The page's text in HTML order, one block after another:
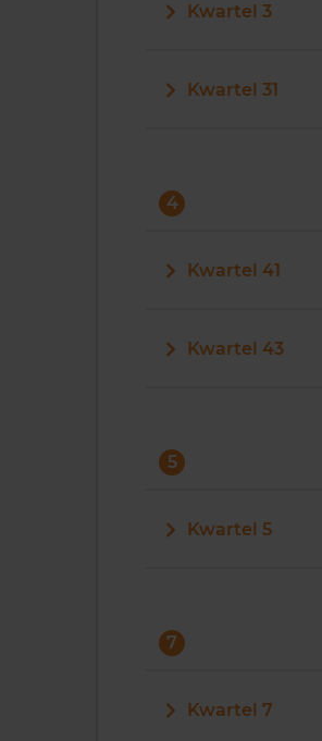
Kwartel 3
Kwartel 31
4
Kwartel 41
Kwartel 43
5
Kwartel 5
7
Kwartel 7